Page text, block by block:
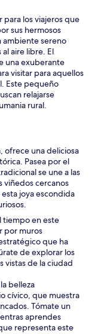
para los viajeros que
sus hermosos
ambiente sereno
aire libre. El
una exuberante
visitar para aquellos
Este pequeño
relajarse
rural.
ofrece una deliciosa
Pasea por el
se une a las
viñedos cercanos
joya escondida
tiempo en este
por muros
que ha
de explorar los
vistas de la ciudad
belleza
cívico, que muestra
Tómate un
aprendes
representa este